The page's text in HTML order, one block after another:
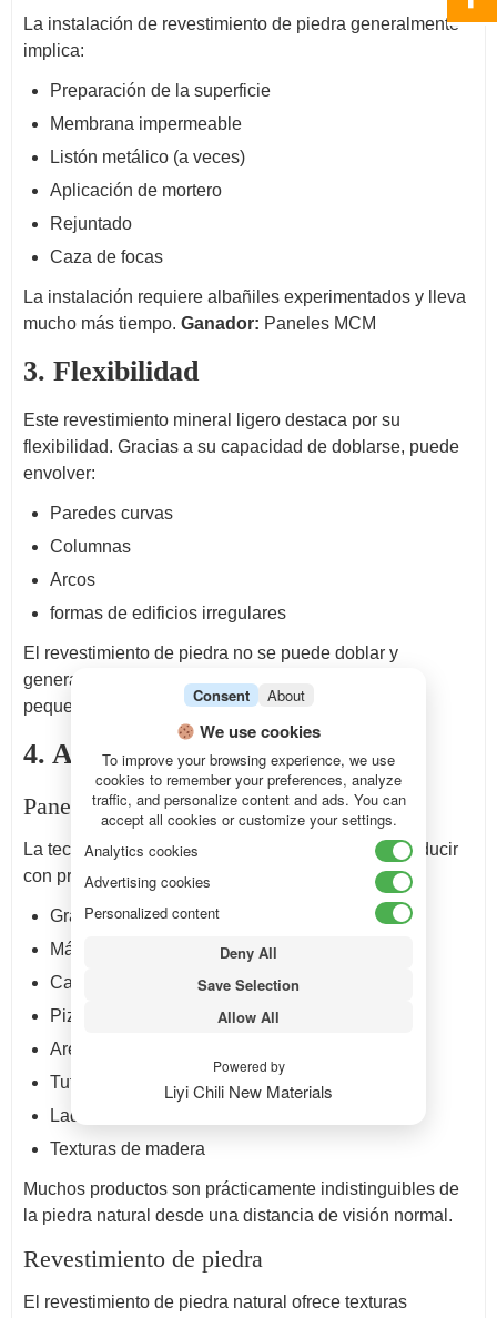
La instalación de revestimiento de piedra generalmente
implica:
Preparación de la superficie
Membrana impermeable
Listón metálico (a veces)
Aplicación de mortero
Rejuntado
Caza de focas
La instalación requiere albañiles experimentados y lleva
mucho más tiempo. Ganador: Paneles MCM
3. Flexibilidad
Este revestimiento mineral ligero destaca por su
flexibilidad. Gracias a su capacidad de doblarse, puede
envolver:
Paredes curvas
Columnas
Arcos
formas de edificios irregulares
El revestimiento de piedra no se puede doblar y
generalmente requiere cortarlo en muchas piezas
pequeñas.
Ganador:Paneles MCM
4. Apariencia
Paneles MCM
La tecnología de fabricación moderna puede reproducir
con precisión:
Granito
Mármol
Caliza
Pizarra
Arenisca
Tufo
Ladrillo
Texturas de madera
Muchos productos son prácticamente indistinguibles de
la piedra natural desde una distancia de visión normal.
Revestimiento de piedra
El revestimiento de piedra natural ofrece texturas
Consent About
We use cookies
To improve your browsing experience, we use
cookies to remember your preferences, analyze
traffic, and personalize content and ads. You can
accept all cookies or customize your settings.
Analytics cookies
Advertising cookies
Personalized content
Deny All
Save Selection
Allow All
Powered by
Liyi Chili New Materials